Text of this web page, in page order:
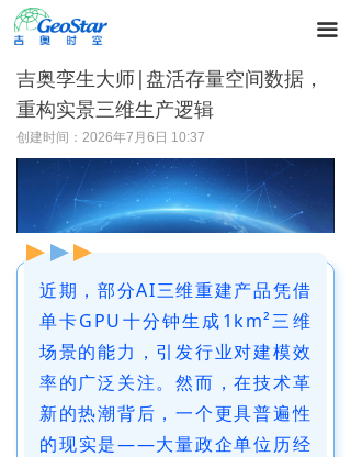
끀
吉奥孪生大师|盘活存量空间数据，
重构实景三维生产逻辑
创建时间： 2026年7月6日 10:37
近期，部分AI三维重建产品凭借
单卡GPU十分钟生成1km²三维
场景的能力，引发行业对建模效
率的广泛关注。然而，在技术革
新的热潮背后，一个更具普遍性
的现实是——大量政企单位历经